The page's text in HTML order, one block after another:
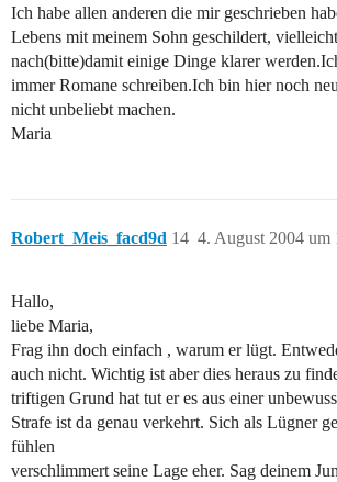
Ich habe allen anderen die mir geschrieben
Lebens mit meinem Sohn geschildert,
nach(bitte)damit einige Dinge klarer
immer Romane schreiben.Ich bin hier noch
nicht unbeliebt machen.
Maria
Robert_Meis_facd9d 4. August 2004 um
14
Hallo,
liebe Maria,
Frag ihn doch einfach , warum er lügt.
auch nicht. Wichtig ist aber dies heraus zu
triftigen Grund hat tut er es aus einer
Strafe ist da genau verkehrt. Sich als Lügner
fühlen
verschlimmert seine Lage eher. Sag deinem